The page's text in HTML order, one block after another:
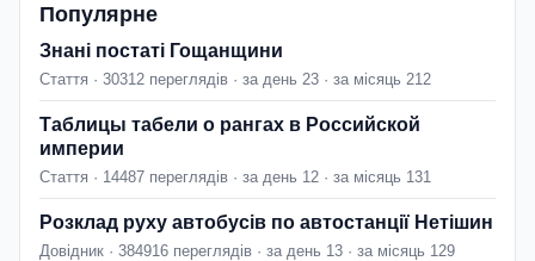
Популярне
Знані постаті Гощанщини
Стаття · 30312 переглядів · за день 23 · за місяць 212
Таблицы табели о рангах в Российской
империи
Стаття · 14487 переглядів · за день 12 · за місяць 131
Розклад руху автобусів по автостанції Нетішин
Довідник · 384916 переглядів · за день 13 · за місяць 129